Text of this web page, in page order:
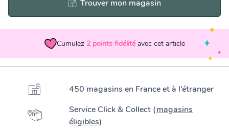
Trouver mon magasin
Cumulez 2 points fidélité avec cet article
450 magasins en France et à l’étranger
Service Click & Collect (magasins
éligibles)